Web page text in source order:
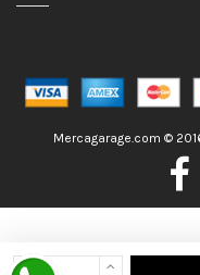
Nos encontramos de
Mercagarage.com ©